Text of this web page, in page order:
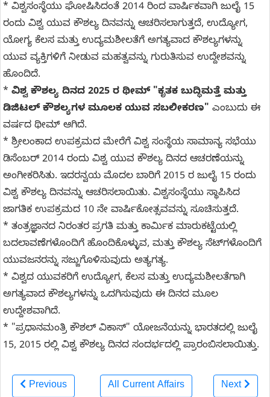
* ವಿಶ್ವಸಂಸ್ಥೆಯು ಘೋಷಿಸಿದಂತೆ 2014 ರಿಂದ ವಾರ್ಷಿಕವಾಗಿ ಜುಲೈ 15
ರಂದು ವಿಶ್ವ ಯುವ ಕೌಶಲ್ಯ ದಿನವನ್ನು ಆಚರಿಸಲಾಗುತ್ತದೆ, ಉದ್ಯೋಗ,
ಯೋಗ್ಯ ಕೆಲಸ ಮತ್ತು ಉದ್ಯಮಶೀಲತೆಗೆ ಅಗತ್ಯವಾದ ಕೌಶಲ್ಯಗಳನ್ನು
ಯುವ ವ್ಯಕ್ತಿಗಳಿಗೆ ನೀಡುವ ಮಹತ್ವವನ್ನು ಗುರುತಿಸುವ ಉದ್ದೇಶವನ್ನು
ಹೊಂದಿದೆ.
* ವಿಶ್ವ ಕೌಶಲ್ಯ ದಿನದ 2025 ರ ಥೀಮ್ "ಕೃತಕ ಬುದ್ಧಿಮತ್ತೆ ಮತ್ತು
ಡಿಜಿಟಲ್ ಕೌಶಲ್ಯಗಳ ಮೂಲಕ ಯುವ ಸಬಲೀಕರಣ" ಎಂಬುದು ಈ
ವರ್ಷದ ಥೀಮ್ ಆಗಿದೆ.
* ಶ್ರೀಲಂಕಾದ ಉಪಕ್ರಮದ ಮೇರೆಗೆ ವಿಶ್ವ ಸಂಸ್ಥೆಯ ಸಾಮಾನ್ಯ ಸಭೆಯು
ಡಿಸೆಂಬರ್ 2014 ರಂದು ವಿಶ್ವ ಯುವ ಕೌಶಲ್ಯ ದಿನದ ಆಚರಣೆಯನ್ನು
ಅಂಗೀಕರಿಸಿತು. ಇದರನ್ವಯ ಮೊದಲ ಬಾರಿಗೆ 2015 ರ ಜುಲೈ 15 ರಂದು
ವಿಶ್ವ ಕೌಶಲ್ಯ ದಿನವನ್ನು ಆಚರಿಸಲಾಯಿತು. ವಿಶ್ವಸಂಸ್ಥೆಯು ಸ್ಥಾಪಿಸಿದ
ಜಾಗತಿಕ ಉಪಕ್ರಮದ 10 ನೇ ವಾರ್ಷಿಕೋತ್ಸವವನ್ನು ಸೂಚಿಸುತ್ತದೆ.
* ತಂತ್ರಜ್ಞಾನದ ನಿರಂತರ ಪ್ರಗತಿ ಮತ್ತು ಕಾರ್ಮಿಕ ಮಾರುಕಟ್ಟೆಯಲ್ಲಿ
ಬದಲಾವಣೆಗಳೊಂದಿಗೆ ಹೊಂದಿಕೊಳ್ಳುವ, ಮತ್ತು ಕೌಶಲ್ಯ ಸೆಟ್‌ಗಳೊಂದಿಗೆ
ಯುವಜನರನ್ನು ಸಜ್ಜುಗೊಳಿಸುವುದು ಅತ್ಯಗತ್ಯ.
* ವಿಶ್ವದ ಯುವಕರಿಗೆ ಉದ್ಯೋಗ, ಕೆಲಸ ಮತ್ತು ಉದ್ಯಮಶೀಲತೆಗಾಗಿ
ಅಗತ್ಯವಾದ ಕೌಶಲ್ಯಗಳನ್ನು ಒದಗಿಸುವುದು ಈ ದಿನದ ಮೂಲ
ಉದ್ದೇಶವಾಗಿದೆ.
* "ಪ್ರಧಾನಮಂತ್ರಿ ಕೌಶಲ್ ವಿಕಾಸ್" ಯೋಜನೆಯನ್ನು ಭಾರತದಲ್ಲಿ ಜುಲೈ
15, 2015 ರಲ್ಲಿ ವಿಶ್ವ ಕೌಶಲ್ಯ ದಿನದ ಸಂದರ್ಭದಲ್ಲಿ ಪ್ರಾರಂಬಿಸಲಾಯಿತ್ತು.
Previous All Current Affairs Next